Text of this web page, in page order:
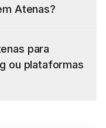
Atenas?
para
ou plataformas